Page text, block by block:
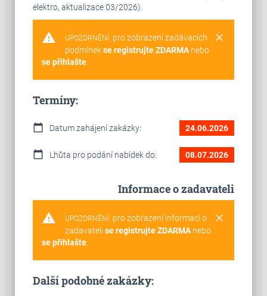
elektro, aktualizace 03/2026).
warning clear
UPOZORNĚNÍ: pro zobrazení zadávacích
podmínekse registrujte ZDARMAnebo
se přihlašte.
Termíny:
calendar_today Datum zahájení zakázky: 24.06.2026
calendar_today Lhůta pro podání nabídek do: 08.07.2026
Informace o zadavateli
warning clear
UPOZORNĚNÍ: pro zobrazení informací o
zadavateli se registrujte ZDARMAnebo
se přihlašte.
Další podobné zakázky: